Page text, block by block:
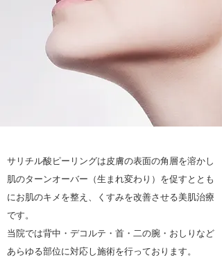
サリチル酸ピーリングは皮膚の表面の角層を溶かし
肌のターンオーバー（生まれ変わり）を促すととも
にお肌のキメを整え、くすみを改善させる美肌治療
です。
当院では背中・デコルテ・首・二の腕・おしりなど
あらゆる部位に対応し施術を行っております。